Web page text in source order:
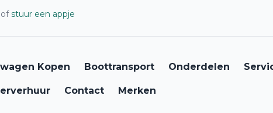
ofstuur een appje
Kopen Boottransport Onderdelen
Contact Merken